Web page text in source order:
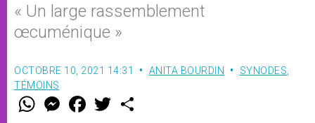
« Un large rassemblement
œcuménique »
OCTOBRE 10, 2021 14:31 ANITA BOURDIN SYNODES
TÉMOINS
W M
e
F
a w